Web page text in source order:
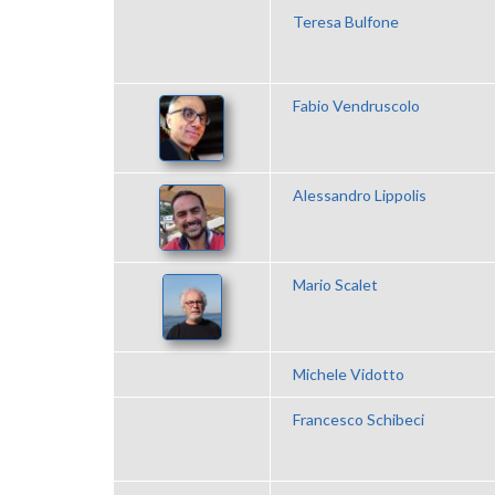
Teresa Bulfone
Fabio Vendruscolo
Alessandro Lippolis
Mario Scalet
Michele Vidotto
Francesco Schibeci